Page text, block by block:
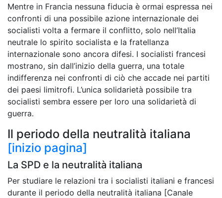
Mentre in Francia nessuna fiducia è ormai espressa nei
confronti di una possibile azione internazionale dei
socialisti volta a fermare il conflitto, solo nell’Italia
neutrale lo spirito socialista e la fratellanza
internazionale sono ancora difesi. I socialisti francesi
mostrano, sin dall’inizio della guerra, una totale
indifferenza nei confronti di ciò che accade nei partiti
dei paesi limitrofi. L’unica solidarietà possibile tra
socialisti sembra essere per loro una solidarietà di
guerra.
Il periodo della neutralità italiana
[inizio pagina]
La SPD e la neutralità italiana
Per studiare le relazioni tra i socialisti italiani e francesi
durante il periodo della neutralità italiana [Canale